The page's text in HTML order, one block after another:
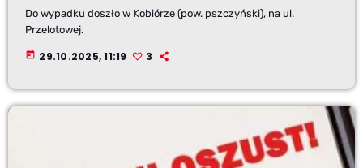
Do wypadku doszło w Kobiórze (pow. pszczyński), na ul.
Przelotowej.
today 29.10.2025, 11:19 3